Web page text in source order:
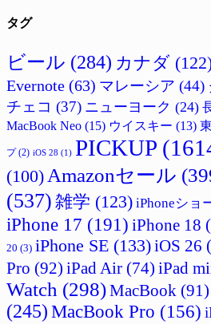
タグ
ビール (284) カナダ
Evernote (63) マレーシア (44)
チェコ (37) ニューヨーク (24)
MacBook Neo (15) ウイスキー (13)
プ(2) iOS 28 (1) PICKUP
(100) Amazonセール
(537) 雑学 (123) iPhoneショ
iPhone 17 (191) iPhone 18
20 (3) iPhone SE (133)iOS 26
Pro (92) iPad Air (74) iPad
Watch (298)MacBook (91)
(245) MacBook Pro (156)